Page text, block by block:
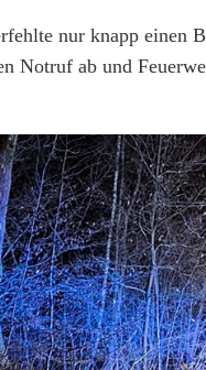
nur knapp einen
Notruf ab und